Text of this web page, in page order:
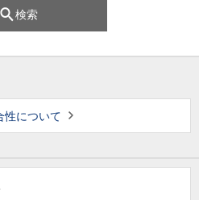
検索
性について